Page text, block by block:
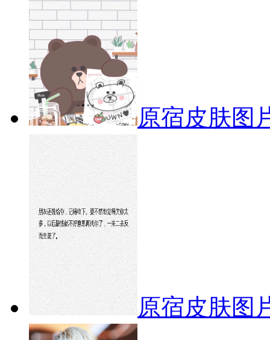
原宿皮肤图
原宿皮肤图